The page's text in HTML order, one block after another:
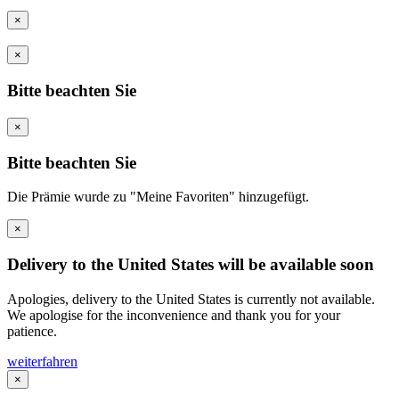
×
×
Bitte beachten Sie
×
Bitte beachten Sie
Die Prämie wurde zu "Meine Favoriten" hinzugefügt.
×
Delivery to the United States will be available soon
Apologies, delivery to the United States is currently not available.
We apologise for the inconvenience and thank you for your
patience.
weiterfahren
×